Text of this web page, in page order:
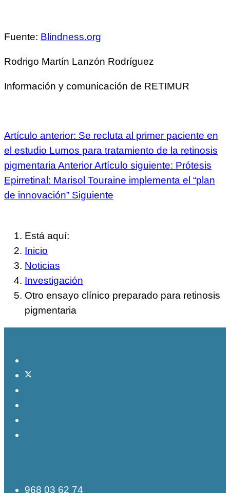
Fuente: Blindness.org
Rodrigo Martín Lanzón Rodríguez
Información y comunicación de RETIMUR
Artículo anterior: Se recluta al primer paciente en
el estudio Lumos para tratamiento de la retinosis
pigmentaria AnteriorArtículo siguiente: Prótesis
Epirretinal: Marisol Touraine implementa el “plan
de innovación” Siguiente
Está aquí:
Inicio
Noticias
Investigación
Otro ensayo clínico preparado para retinosis
pigmentaria
968 03 62 74